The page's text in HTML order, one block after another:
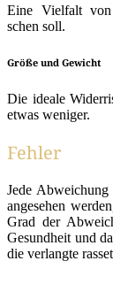
Eine Viel­falt
schen soll.
Größe und Gewicht
Die idea­le
etwas weniger.
Fehler
Jede
ange­se­hen
Grad der
Gesund­heit und
die ver­lang­te